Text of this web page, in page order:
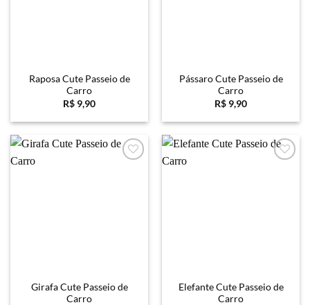
Raposa Cute Passeio de
Carro
R$ 9,90
Pássaro Cute Passeio de
Carro
R$ 9,90
Girafa Cute Passeio de
Carro
Elefante Cute Passeio de
Carro